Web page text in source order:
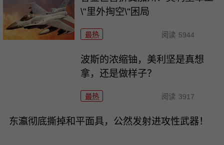
\"里外掏空\"困局
最热 阅读 5944
波斯的浓缩铀，美利坚是真想
拿，还是做样子？
最热 阅读 3917
东瀛彻底撕掉和平面具，公然发射进攻性武器！